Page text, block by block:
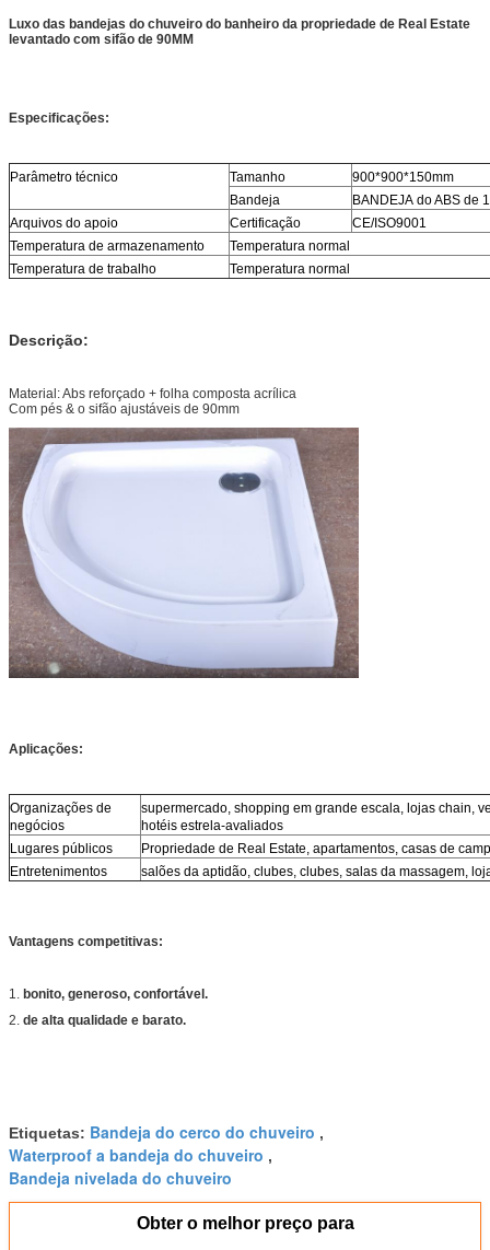
Luxo das bandejas do chuveiro do banheiro da propriedade de Real Estate
levantado com sifão de 90MM
Especificações:
Parâmetro técnico Tamanho
900*900*150mm
Bandeja
BANDEJA do ABS de
Arquivos do apoio
Certificação
CE/ISO9001
Temperatura de armazenamento
Temperatura normal
Temperatura de trabalho
Temperatura normal
Descrição:
Material: Abs reforçado + folha composta acrílica
Com pés & o sifão ajustáveis de 90mm
Aplicações:
Organizações de
negócios
supermercado, shopping em grande escala, lojas chain,
hotéis estrela-avaliados
Lugares públicos
Propriedade de Real Estate, apartamentos, casas de
Entretenimentos
salões da aptidão, clubes, clubes, salas da massagem,
Vantagens competitivas:
1. bonito, generoso, confortável.
2. de alta qualidade e barato.
Etiquetas: Bandeja do cerco do chuveiro ,
Waterproof a bandeja do chuveiro ,
Bandeja nivelada do chuveiro
Obter o melhor preço para